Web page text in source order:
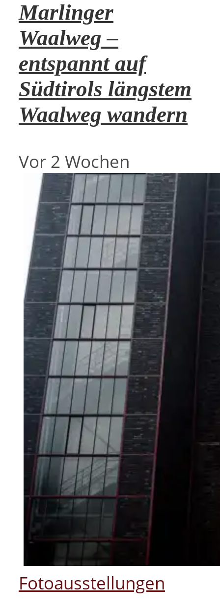
Marlinger
Waalweg –
entspannt auf
Südtirols längstem
Waalweg wandern
Vor 2 Wochen
Fotoausstellungen